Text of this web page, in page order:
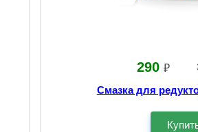
290 ₽
Смазка для